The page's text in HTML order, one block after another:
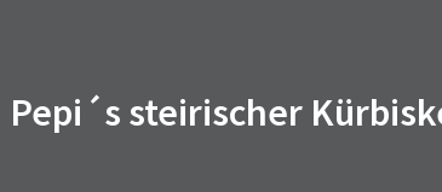
Pepi´s steirischer